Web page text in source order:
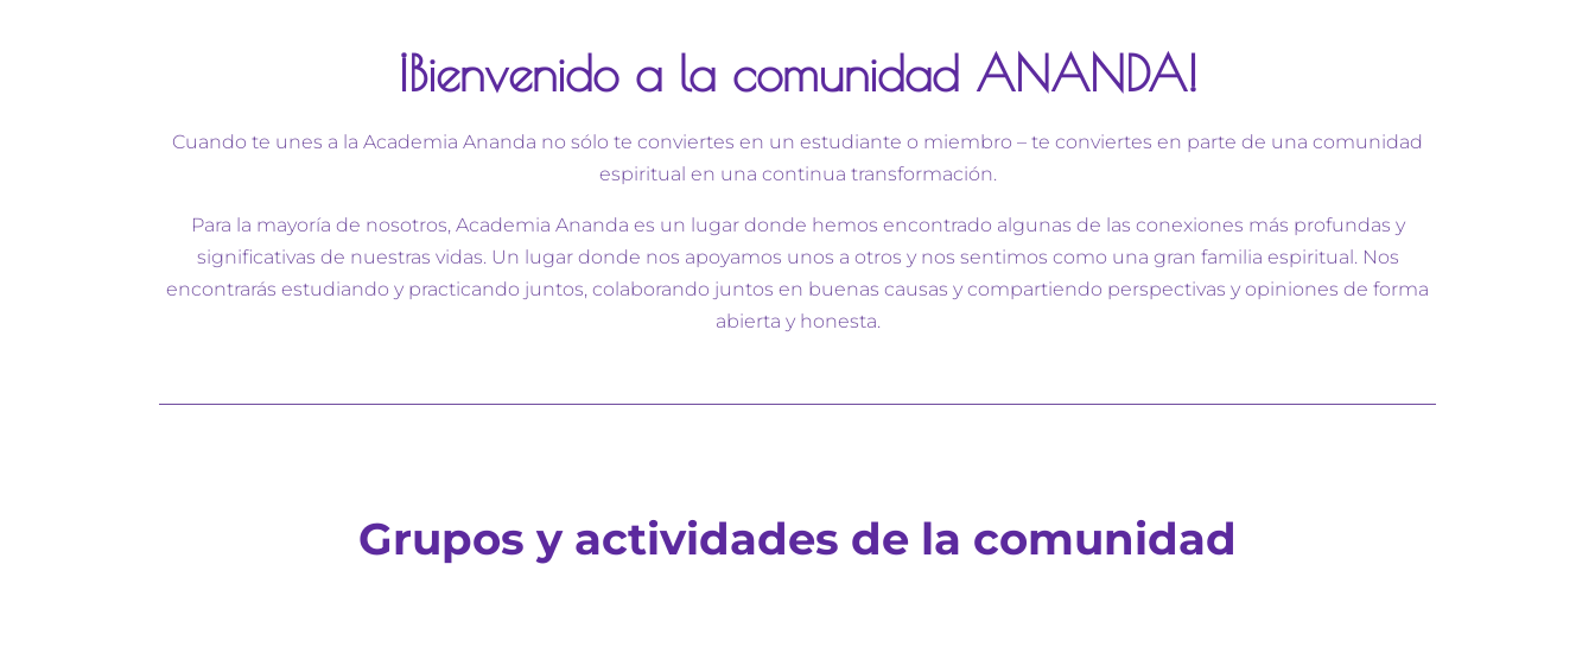
¡Bienvenido a la comunidad ANANDA!
Cuando te unes a la Academia Ananda no sólo te conviertes en un estudiante o miembro – te conviertes en parte de una comunidad
espiritual en una continua transformación.
Para la mayoría de nosotros, Academia Ananda es un lugar donde hemos encontrado algunas de las conexiones más profundas y
significativas de nuestras vidas. Un lugar donde nos apoyamos unos a otros y nos sentimos como una gran familia espiritual. Nos
encontrarás estudiando y practicando juntos, colaborando juntos en buenas causas y compartiendo perspectivas y opiniones de forma
abierta y honesta.
Grupos y actividades de la comunidad